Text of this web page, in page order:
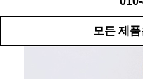
모든 제